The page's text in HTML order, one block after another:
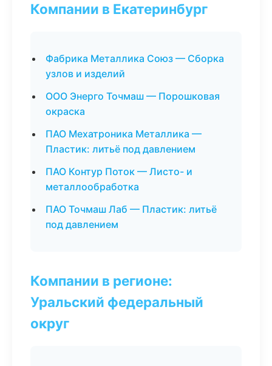
Компании в Екатеринбург
Фабрика Металлика Союз — Сборка
узлов и изделий
ООО Энерго Точмаш — Порошковая
окраска
ПАО Мехатроника Металлика —
Пластик: литьё под давлением
ПАО Контур Поток — Листо- и
металлообработка
ПАО Точмаш Лаб — Пластик: литьё
под давлением
Компании в регионе:
Уральский федеральный
округ